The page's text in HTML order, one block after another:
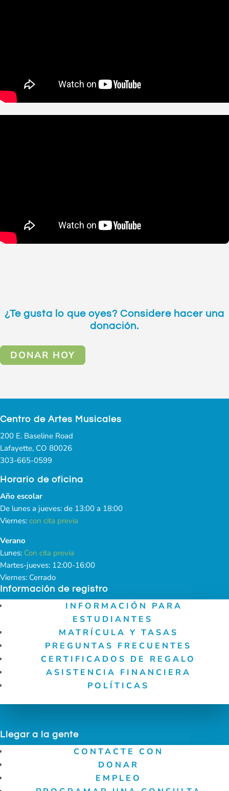
¿Te gusta lo que oyes? Considere hacer una
donación.
DONAR HOY
Centro de Artes Musicales
200 E. Baseline Road
Lafayette, CO 80026
303-665-0599
Horario de oficina
Año escolar
De lunes a jueves: de 13:00 a 18:00
Viernes: con cita previa
Verano
Lunes: Con cita previa
Martes-jueves: 12:00-16:00
Viernes: Cerrado
Información de registro
INFORMACIÓN PARA
ESTUDIANTES
MATRÍCULA Y TASAS
PREGUNTAS FRECUENTES
CERTIFICADOS DE REGALO
ASISTENCIA FINANCIERA
POLÍTICAS
Llegar a la gente
CONTACTE CON
DONAR
EMPLEO